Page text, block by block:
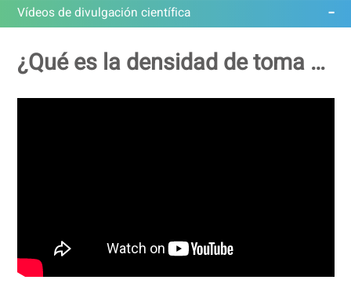
Vídeos de divulgación científica
¿Qué es la densidad de toma y qué importancia tiene?